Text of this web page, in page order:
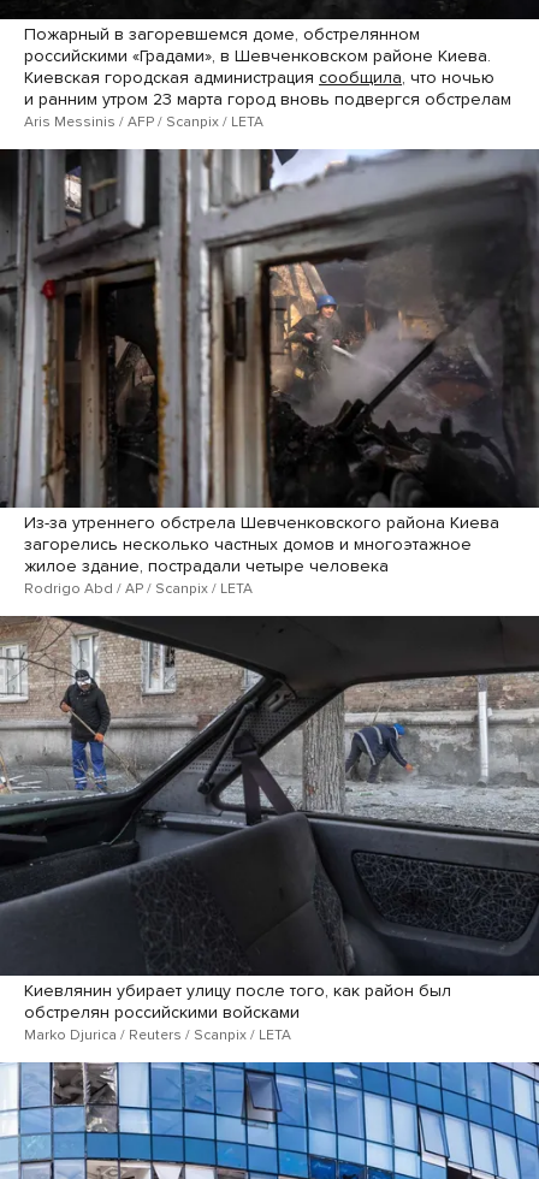
Пожарный в загоревшемся доме, обстрелянном
российскими «Градами», в Шевченковском районе Киева.
Киевская городская администрация сообщила, что ночью
и ранним утром 23 марта город вновь подвергся обстрелам
Aris Messinis / AFP / Scanpix / LETA
Из-за утреннего обстрела Шевченковского района Киева
загорелись несколько частных домов и многоэтажное
жилое здание, пострадали четыре человека
Rodrigo Abd / AP / Scanpix / LETA
Киевлянин убирает улицу после того, как район был
обстрелян российскими войсками
Marko Djurica / Reuters / Scanpix / LETA